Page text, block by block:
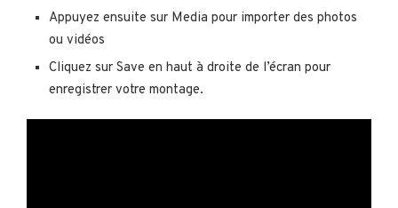
Appuyez ensuite sur Media pour importer des photos
ou vidéos
Cliquez sur Save en haut à droite de l’écran pour
enregistrer votre montage.